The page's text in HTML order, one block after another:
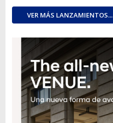
VER MÁS LANZAMIENTOS...